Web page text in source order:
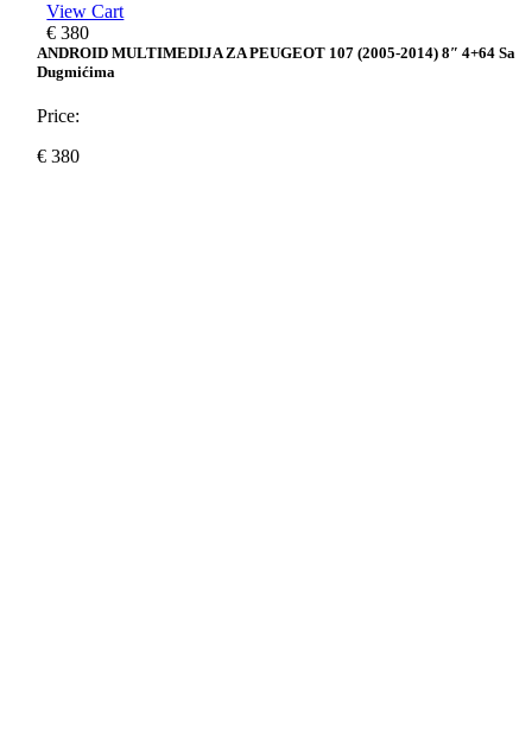
View Cart
€ 380
ANDROID MULTIMEDIJA ZA PEUGEOT 107 (2005-2014) 8″ 4+64 Sa
Dugmićima
Price:
€ 380